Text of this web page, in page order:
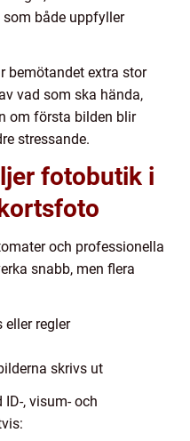
både uppfyller
bemötandet extra stor
vad som ska hända,
om första bilden blir
stressande.
fotobutik i
och professionella
snabb, men flera
eller regler
skrivs ut
, visum- och